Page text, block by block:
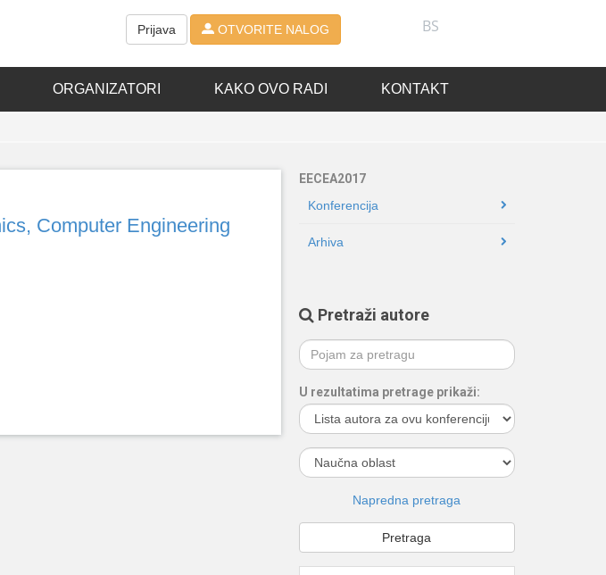
Prijava OTVORITE NALOG BS
ORGANIZATORI KAKO OVO RADI KONTAKT
Computer Engineering
EECEA2017
Konferencija
Arhiva
Pretraži autore
U rezultatima pretrage prikaži:
Napredna pretraga